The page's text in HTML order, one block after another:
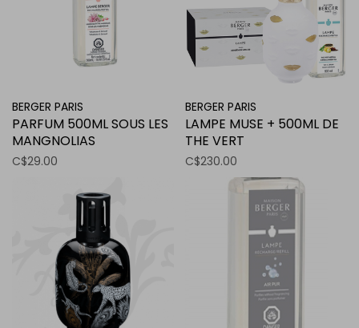
BERGER PARIS
PARFUM 500ML SOUS LES
MANGNOLIAS
C$29.00
BERGER PARIS
LAMPE MUSE + 500ML DE
THE VERT
C$230.00